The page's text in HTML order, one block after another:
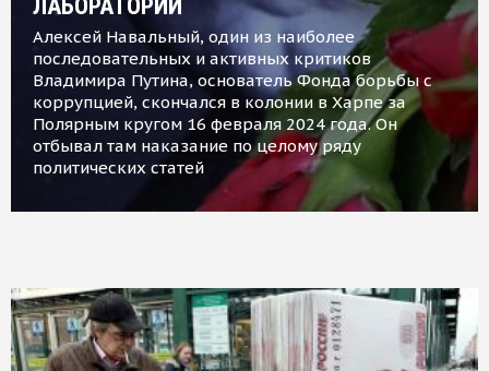
ЛАБОРАТОРИИ
Алексей Навальный, один из наиболее
последовательных и активных критиков
Владимира Путина, основатель Фонда борьбы с
коррупцией, скончался в колонии в Харпе за
Полярным кругом 16 февраля 2024 года. Он
отбывал там наказание по целому ряду
политических статей